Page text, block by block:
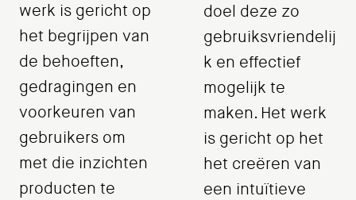
werk is gericht op
het begrijpen van
de behoeften,
gedragingen en
voorkeuren van
gebruikers om
met die inzichten
producten te
doel deze zo
gebruiksvriendelij
k en effectief
mogelijk te
maken. Het werk
is gericht op het
het creëren van
een intuïtieve